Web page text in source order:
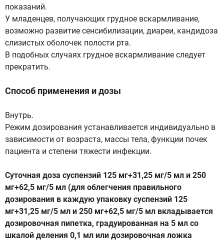
показаний.
У младенцев, получающих грудное вскармливание,
возможно развитие сенсибилизации, диареи, кандидоза
слизистых оболочек полости рта.
В подобных случаях грудное вскармливание следует
прекратить.
Способ применения и дозы
Внутрь.
Режим дозирования устанавливается индивидуально в
зависимости от возраста, массы тела, функции почек
пациента и степени тяжести инфекции.
Суточная доза суспензий 125 мг+31,25 мг/5 мл и 250
мг+62,5 мг/5 мл (для облегчения правильного
дозирования в каждую упаковку суспензий 125
мг+31,25 мг/5 мл и 250 мг+62,5 мг/5 мл вкладывается
дозировочная пипетка, градуированная на 5 мл со
шкалой деления 0,1 мл или дозировочная ложка